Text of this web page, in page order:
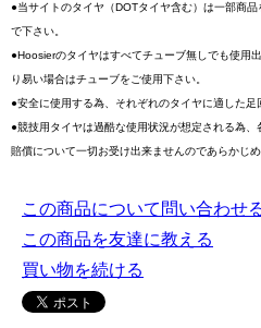
●当サイトのタイヤ（DOTタイヤ含む）は一部商
で下さい。
●Hoosierのタイヤはすべてチューブ無しでも使用
り易い場合はチューブをご使用下さい。
●安全に使用する為、それぞれのタイヤに適した足
●競技用タイヤは過酷な使用状況が想定される為
賠償について一切お受け出来ませんのであらかじめ
この商品について問い合わせ
この商品を友達に教える
買い物を続ける